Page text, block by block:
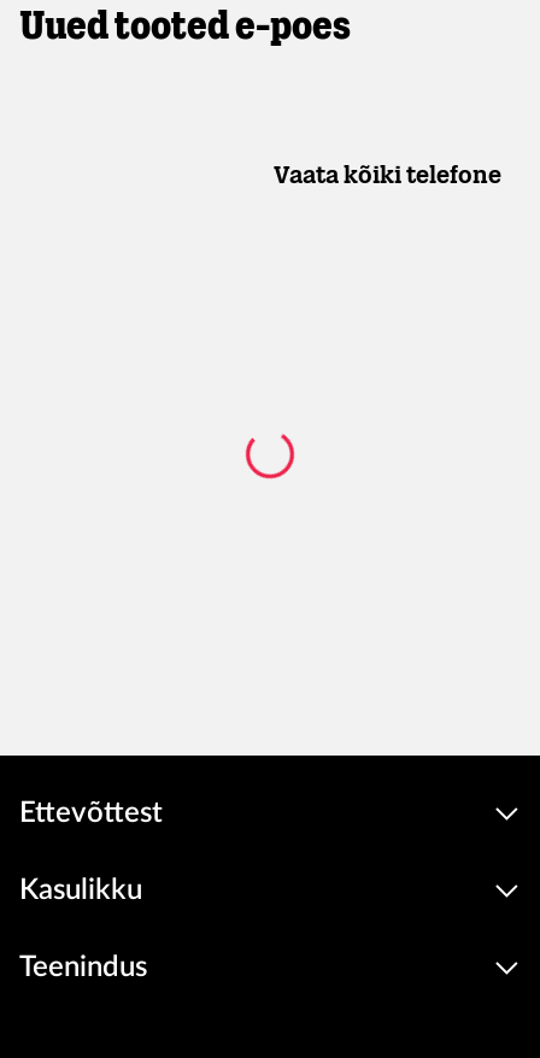
Uued tooted e-poes
Vaata kõiki telefone
Ettevõttest
Kasulikku
Teenindus